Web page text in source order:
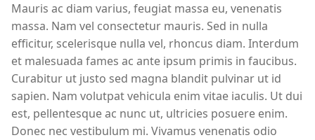
Mauris ac diam varius, feugiat massa eu, venenatis
massa. Nam vel consectetur mauris. Sed in nulla
efficitur, scelerisque nulla vel, rhoncus diam. Interdum
et malesuada fames ac ante ipsum primis in faucibus.
Curabitur ut justo sed magna blandit pulvinar ut id
sapien. Nam volutpat vehicula enim vitae iaculis. Ut dui
est, pellentesque ac nunc ut, ultricies posuere enim.
Donec nec vestibulum mi. Vivamus venenatis odio